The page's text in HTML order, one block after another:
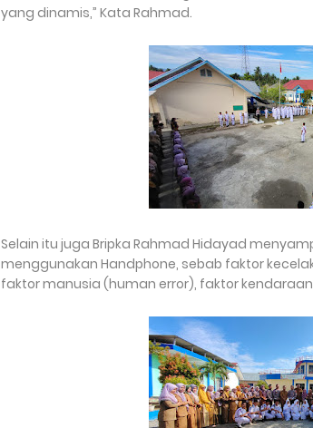
yang dinamis,” Kata Rahmad.
Selain itu juga Bripka Rahmad Hidayad
menggunakan Handphone, sebab faktor
faktor manusia (human error), faktor